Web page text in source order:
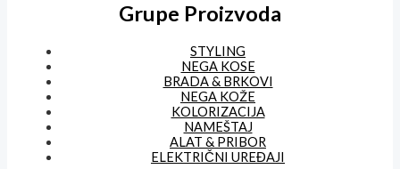
Grupe Proizvoda
STYLING
NEGA KOSE
BRADA & BRKOVI
NEGA KOŽE
KOLORIZACIJA
NAMEŠTAJ
ALAT & PRIBOR
ELEKTRIČNI UREĐAJI